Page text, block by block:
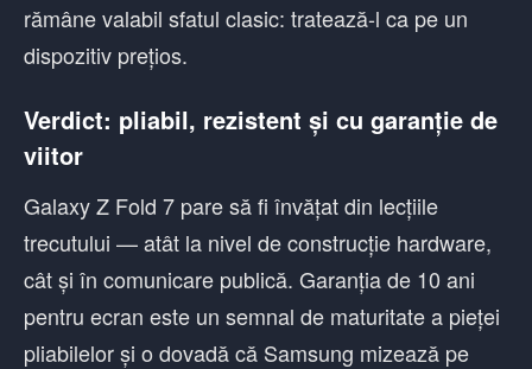
rămâne valabil sfatul clasic: tratează-l ca pe un
dispozitiv prețios.
Verdict: pliabil, rezistent și cu garanție de
viitor
Galaxy Z Fold 7 pare să fi învățat din lecțiile
trecutului — atât la nivel de construcție hardware,
cât și în comunicare publică. Garanția de 10 ani
pentru ecran este un semnal de maturitate a pieței
pliabilelor și o dovadă că Samsung mizează pe